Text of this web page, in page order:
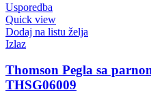
Usporedba
Quick view
Dodaj na listu želja
Izlaz
Thomson Pegla sa
THSG06009